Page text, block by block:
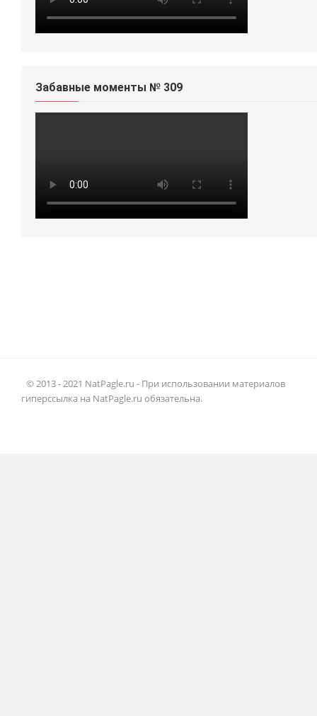
Забавные моменты № 309
© 2013 - 2021 NatPagle.ru - При использовании материалов
гиперссылка на NatPagle.ru обязательна.